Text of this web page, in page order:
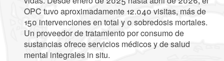
OPC tuvo aproximadamente 12.040 visitas, más de
150 intervenciones en total y 0 sobredosis mortales.
Un proveedor de tratamiento por consumo de
sustancias ofrece servicios médicos y de salud
mental integrales in situ.